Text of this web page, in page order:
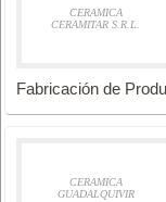
CERAMICA
CERAMITAR S.R.L.
Fabricación de
CERAMICA
GUADALQUIVIR